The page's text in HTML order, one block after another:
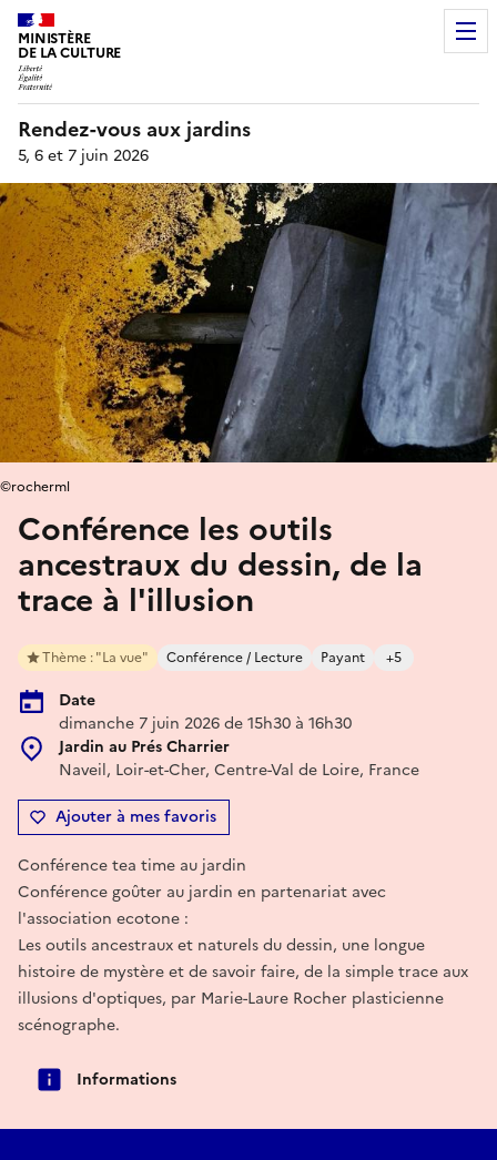
MINISTÈRE
DE LA CULTURE
Rendez-vous aux jardins
5, 6 et 7 juin 2026
Conférence les outils
ancestraux du dessin, de la
trace à l'illusion
Thème : "La vue" Conférence / Lecture Payant +5
Date
dimanche 7 juin 2026 de 15h30 à 16h30
Jardin au Prés Charrier
Naveil, Loir-et-Cher, Centre-Val de Loire, France
Ajouter à mes favoris
©rocherml
Conférence tea time au jardin
Conférence goûter au jardin en partenariat avec
l'association ecotone :
Les outils ancestraux et naturels du dessin, une longue
histoire de mystère et de savoir faire, de la simple trace aux
illusions d'optiques, par Marie-Laure Rocher plasticienne
scénographe.
Informations